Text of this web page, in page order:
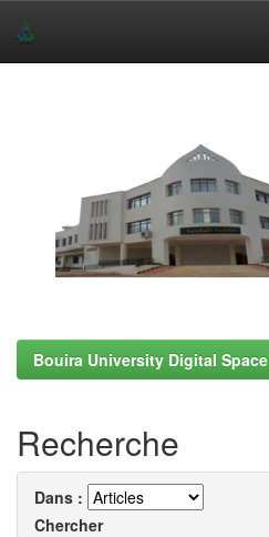
Bouira University Digital Space
Recherche
Dans :
Chercher